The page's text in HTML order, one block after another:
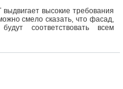
высокие требования
смело сказать, что фасад,
соответствовать всем